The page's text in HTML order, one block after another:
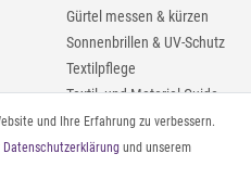
Gürtel messen & kürzen
Sonnenbrillen & UV-Schutz
Textilpflege
Textil- und Material-Guide
Geldbörse richtig organisieren
Pflegeanleitung für Caps
und Ihre Erfahrung zu verbessern.
Daten­schutz­erklärung und unserem